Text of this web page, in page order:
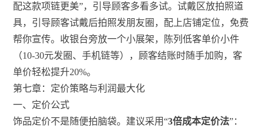
配这款项链更美”，引导顾客多看多试。试戴区放拍照道
具，引导顾客试戴后拍照发朋友圈，配上店铺定位，免费
帮你宣传。收银台旁放一个小展架，陈列低客单价小件
（10-30元发圈、手机链等），顾客结账时随手加购，客
单价轻松提升20%。
第七章：定价策略与利润最大化
一、定价公式
饰品定价不是随便拍脑袋。建议采用“3倍成本定价法”：